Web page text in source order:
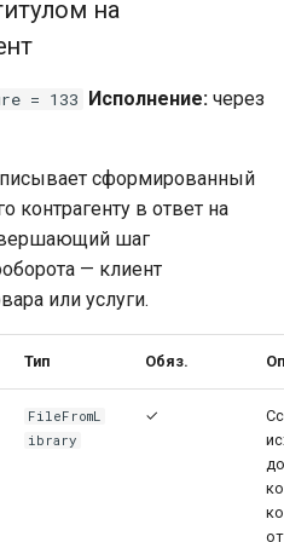
на
= 133 Исполнение: через
сформированный
контрагенту в ответ на
шаг
— клиент
или услуги.
Тип Обяз.
FileFromL
ibrary
✓